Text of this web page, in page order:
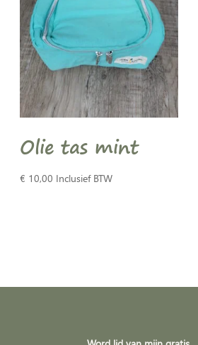
Olie tas mint
€ 10,00 Inclusief BTW